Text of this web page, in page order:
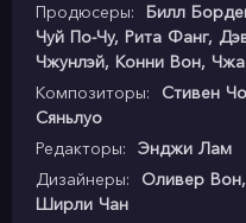
Продюсеры:
Билл
Чуй По-Чу, Рита Фанг,
Чжунлэй, Конни Вон,
Композиторы:
Стивен
Сяньлуо
Редакторы:
Энджи Лам
Дизайнеры:
Оливер
Ширли Чан